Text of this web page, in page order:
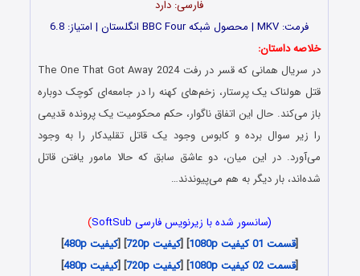
فارسی: دارد
فرمت: MKV | محصول شبکه BBC Four انگلستان | امتیاز: 6.8
خلاصه داستان:
در سریال همانی که قسر در رفت The One That Got Away 2024
قتل هولناک یک پرستار، زخم‌های کهنه را در جامعه‌ای کوچک دوباره
باز می‌کند. حال این اتفاق ناگوار، حکم محکومیت یک پرونده قدیمی
را زیر سوال برده و کابوس وجود یک قاتل تقلیدکار را به وجود
می‌آورد. در این میان، دو عاشق سابق که حالا مامور یافتن قاتل
شده‌اند، بار دیگر به هم می‌پیوندند…
(سانسور شده با زیرنویس فارسی SoftSub
)
[قسمت 01 کیفیت 1080p ] [کیفیت 720p ] [کیفیت 480p
]
[قسمت 02 کیفیت 1080p ] [کیفیت 720p ] [کیفیت 480p
]